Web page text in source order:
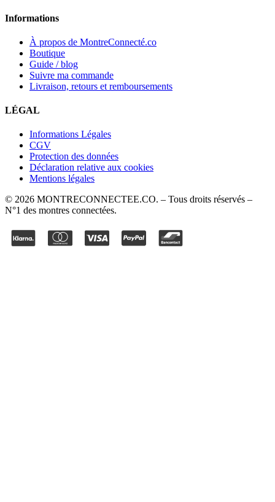
Informations
À propos de MontreConnecté.co
Boutique
Guide / blog
Suivre ma commande
Livraison, retours et remboursements
LÉGAL
Informations Légales
CGV
Protection des données
Déclaration relative aux cookies
Mentions légales
© 2026 MONTRECONNECTEE.CO. – Tous droits réservés –
N°1 des montres connectées.